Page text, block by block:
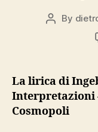
Post
By
La lirica di
Interpretazioni
Cosmopoli